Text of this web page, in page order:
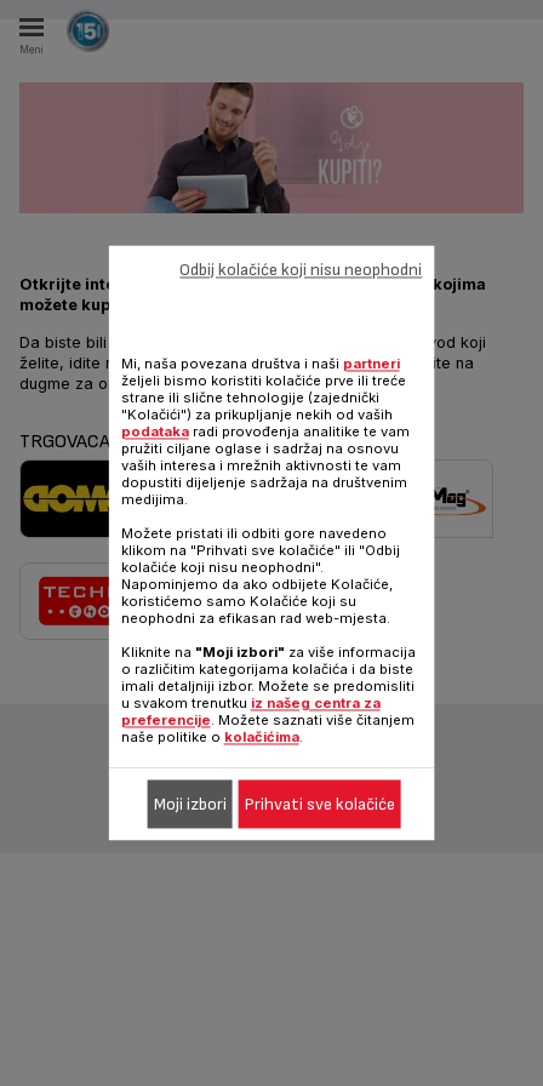
Meni
Otkrijte internet prodavnice naših raznih partnera u kojima
možete kupiti Tefal proizvode.
Da biste bili sigurni da neki partner prodaje Tefal proizvod koji
želite, idite na stranicu proizvoda koji želite kupiti i kliknite na
dugme za online kupnju.
TRGOVACA
Mi, naša povezana društva i naši partneri
željeli bismo koristiti kolačiće prve ili treće
strane ili slične tehnologije (zajednički
"Kolačići") za prikupljanje nekih od vaših
podatakaradi provođenja analitike te vam
pružiti ciljane oglase i sadržaj na osnovu
vaših interesa i mrežnih aktivnosti te vam
dopustiti dijeljenje sadržaja na društvenim
medijima.
Možete pristati ili odbiti gore navedeno
klikom na "Prihvati sve kolačiće" ili "Odbij
kolačiće koji nisu neophodni".
Napominjemo da ako odbijete Kolačiće,
koristićemo samo Kolačiće koji su
neophodni za efikasan rad web-mjesta.
Kliknite na "Moji izbori" za više informacija
o različitim kategorijama kolačića i da biste
imali detaljniji izbor. Možete se predomisliti
u svakom trenutku iz našeg centra za
preferencije. Možete saznati više čitanjem
naše politike o kolačićima.
Odbij kolačiće koji nisu neophodni
Moji izbori Prihvati sve kolačiće